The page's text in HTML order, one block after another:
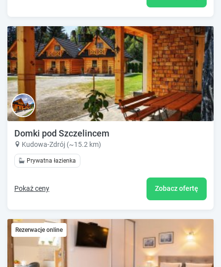
Domki pod Szczelincem
Kudowa-Zdrój (~15.2 km)
Prywatna łazienka
Pokaż ceny Zobacz ofertę
Rezerwacje online